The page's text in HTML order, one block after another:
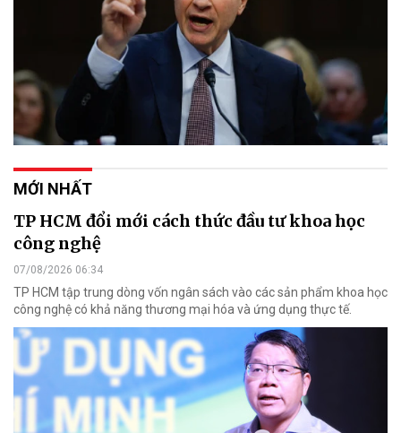
MỚI NHẤT
TP HCM đổi mới cách thức đầu tư khoa học
công nghệ
07/08/2026 06:34
TP HCM tập trung dòng vốn ngân sách vào các sản phẩm khoa học
công nghệ có khả năng thương mại hóa và ứng dụng thực tế.